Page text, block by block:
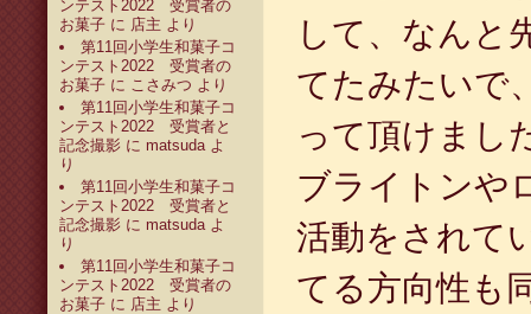
ンテスト2022 受賞者の
お菓子 に 店主 より
第11回小学生和菓子コ
ンテスト2022 受賞者の
お菓子 に こさみつ より
第11回小学生和菓子コ
ンテスト2022 受賞者と
記念撮影 に matsudaよ
り
第11回小学生和菓子コ
ンテスト2022 受賞者と
記念撮影 に matsudaよ
り
第11回小学生和菓子コ
ンテスト2022 受賞者の
お菓子 に 店主 より
して、なんと
てたみたいで
って頂けまし
ブライトンや
活動をされて
てる方向性も